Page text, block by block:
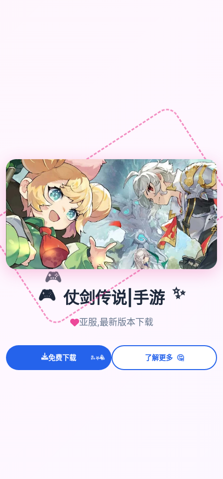
🎮
🎮 仗剑传说|手游 ✨
亚服,最新版本下载
免费下载 ✨
⭐💫 了解更多 🤔